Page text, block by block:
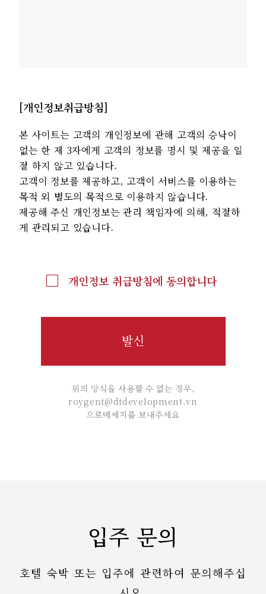
[개인정보취급방침]
본 사이트는 고객의 개인정보에 관해 고객의 승낙이
없는 한 제 3자에게 고객의 정보를 명시 및 제공을 일
절 하지 않고 있습니다.
고객이 정보를 제공하고, 고객이 서비스를 이용하는
목적 외 별도의 목적으로 이용하지 않습니다.
제공해 주신 개인정보는 관리 책임자에 의해, 적절하
게 관리되고 있습니다.
개인정보 취급방침에 동의합니다
발신
위의 양식을 사용할 수 없는 경우,
roygent@dtdevelopment.vn
으로메세지를 보내주세요
입주 문의
호텔 숙박 또는 입주에 관련하여 문의해주십